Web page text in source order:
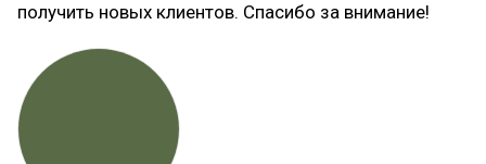
получить новых клиентов. Спасибо за внимание!